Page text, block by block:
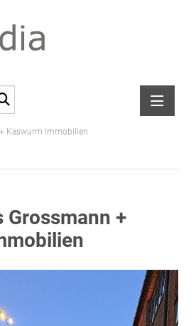
Kaswurm Immobilien
Grossmann +